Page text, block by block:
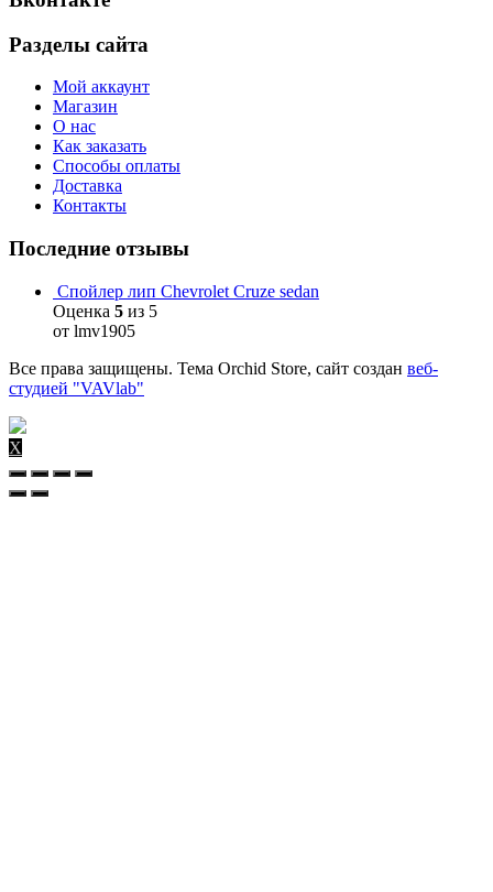
Разделы сайта
Мой аккаунт
Магазин
О нас
Как заказать
Способы оплаты
Доставка
Контакты
Последние отзывы
Спойлер лип Chevrolet Cruze sedan
Оценка 5 из 5
от lmv1905
Все права защищены. Тема Orchid Store, сайт создан веб-
студией "VAVlab"
X